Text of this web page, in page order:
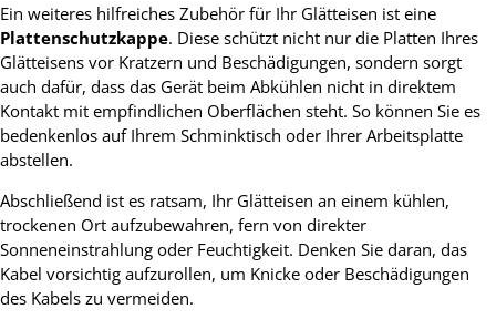
Ein weiteres hilfreiches Zubehör für Ihr Glätteisen ist eine
Plattenschutzkappe. Diese schützt nicht nur die Platten Ihres
Glätteisens vor Kratzern und Beschädigungen, sondern sorgt
auch dafür, dass das Gerät beim Abkühlen nicht in direktem
Kontakt mit empfindlichen Oberflächen steht. So können Sie es
bedenkenlos auf Ihrem Schminktisch oder Ihrer Arbeitsplatte
abstellen.
Abschließend ist es ratsam, Ihr Glätteisen an einem kühlen,
trockenen Ort aufzubewahren, fern von direkter
Sonneneinstrahlung oder Feuchtigkeit. Denken Sie daran, das
Kabel vorsichtig aufzurollen, um Knicke oder Beschädigungen
des Kabels zu vermeiden.